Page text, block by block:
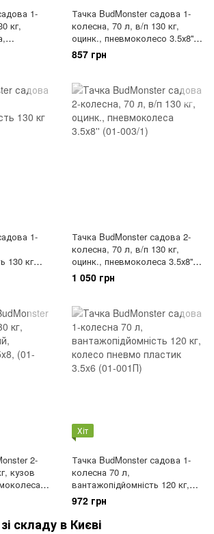
1-
кг,
(01-009/2)
Тачка BudMonster садова 1-
колесна, 70 л, в/п 130 кг,
оцинк., пневмоколесо 3.5х8''
(01-009/1)
857 грн
1-
130 кг
Тачка BudMonster садова 2-
колесна, 70 л, в/п 130 кг,
оцинк., пневмоколеса 3.5х8''
(01-003/1)
1 050 грн
2-
кузов
Хіт
Тачка BudMonster садова 1-
колесна 70 л,
вантажопідйомність 120 кг,
колесо пневмо пластик 3.5x6
(01-001П)
972 грн
складу в Києві